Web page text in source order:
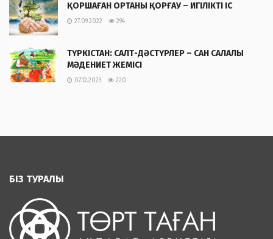
ҚОРШАҒАН ОРТАНЫ ҚОРҒАУ – ИГІЛІКТІ ІС
27.09.2022 294
ТҮРКІСТАН: САЛТ-ДӘСТҮРЛЕР – САН САЛАЛЫ
МӘДЕНИЕТ ЖЕМІСІ
07.12.2023 220
БІЗ ТУРАЛЫ